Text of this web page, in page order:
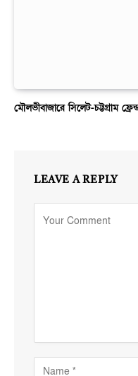
মৌলভীবাজারে সিলেট-চট্টগ্রাম
LEAVE A REPLY